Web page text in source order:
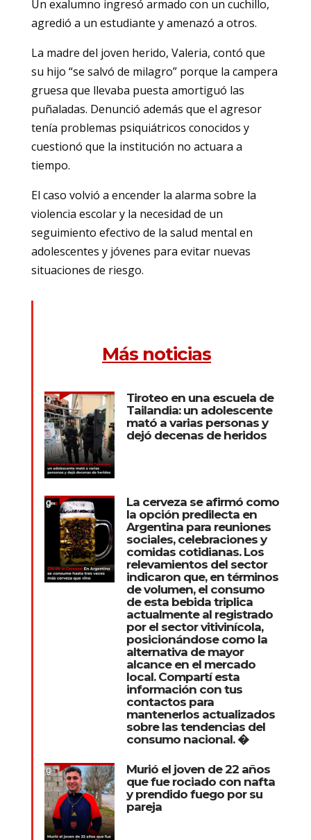
Un exalumno ingresó armado con un cuchillo,
agredió a un estudiante y amenazó a otros.
La madre del joven herido, Valeria, contó que
su hijo “se salvó de milagro” porque la campera
gruesa que llevaba puesta amortiguó las
puñaladas. Denunció además que el agresor
tenía problemas psiquiátricos conocidos y
cuestionó que la institución no actuara a
tiempo.
El caso volvió a encender la alarma sobre la
violencia escolar y la necesidad de un
seguimiento efectivo de la salud mental en
adolescentes y jóvenes para evitar nuevas
situaciones de riesgo.
Más noticias
Tiroteo en una escuela de
Tailandia: un adolescente
mató a varias personas y
dejó decenas de heridos
La cerveza se afirmó como
la opción predilecta en
Argentina para reuniones
sociales, celebraciones y
comidas cotidianas. Los
relevamientos del sector
indicaron que, en términos
de volumen, el consumo
de esta bebida triplica
actualmente al registrado
por el sector vitivinícola,
posicionándose como la
alternativa de mayor
alcance en el mercado
local. Compartí esta
información con tus
contactos para
mantenerlos actualizados
sobre las tendencias del
consumo nacional. �
Murió el joven de 22 años
que fue rociado con nafta
y prendido fuego por su
pareja